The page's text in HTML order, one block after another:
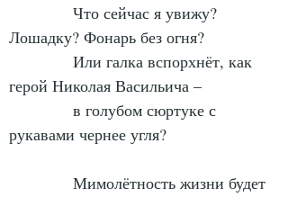
Что сейчас я увижу?
Лошадку? Фонарь без огня?
Или галка вспорхнёт, как
герой Николая Васильича –
в голубом сюртуке с
рукавами чернее угля?
Мимолётность жизни будет